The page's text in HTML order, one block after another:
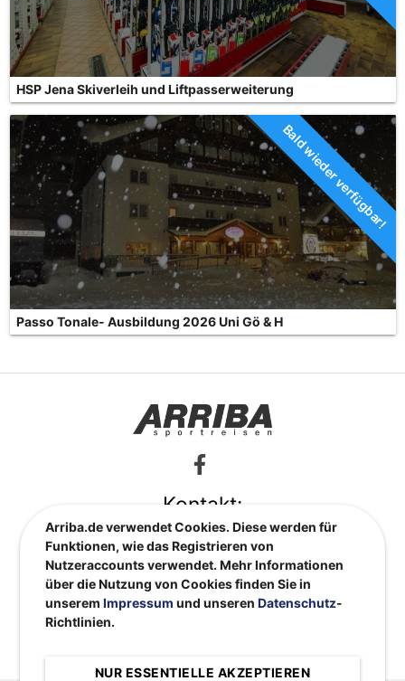
HSP Jena Skiverleih und Liftpasserweiterung
Bald wieder verfügbar!
Passo Tonale- Ausbildung 2026 Uni Gö & H
Arriba.de verwendet Cookies. Diese werden für
Funktionen, wie das Registrieren von
Nutzeraccounts verwendet. Mehr Informationen
über die Nutzung von Cookies finden Sie in
unseremImpressum und unserenDatenschutz-
Richtlinien.
NUR ESSENTIELLE AKZEPTIEREN
Kontakt:
info@arriba.de
0551 48 66 82
ARRIBA Sportreisen GmbH
Nikolausberger Weg 61
37073 Göttingen
Impressum Kontakt